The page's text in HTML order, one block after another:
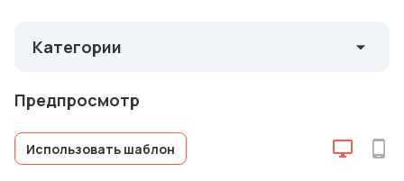
Категории
Предпросмотр
Использовать шаблон